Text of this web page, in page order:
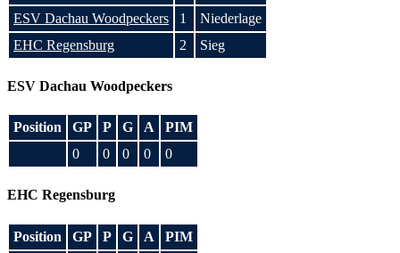
ESV Dachau Woodpeckers
1
Niederlage
EHC Regensburg
2 Sieg
ESV Dachau Woodpeckers
Position GP P G A
PIM
0
0 0 0 0
EHC Regensburg
Position GP P G A
PIM